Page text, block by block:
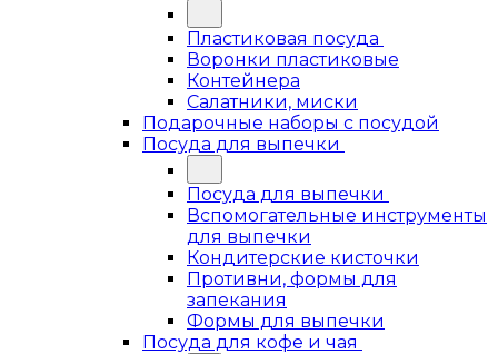
Пластиковая посуда
Воронки пластиковые
Контейнера
Салатники, миски
Подарочные наборы с посудой
Посуда для выпечки
Посуда для выпечки
Вспомогательные инструменты
для выпечки
Кондитерские кисточки
Противни, формы для
запекания
Формы для выпечки
Посуда для кофе и чая